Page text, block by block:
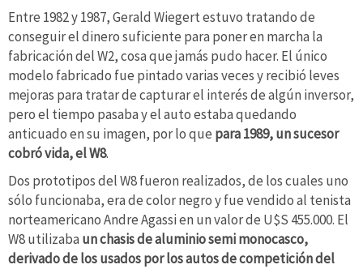
Entre 1982 y 1987, Gerald Wiegert estuvo tratando de
conseguir el dinero suficiente para poner en marcha la
fabricación del W2, cosa que jamás pudo hacer. El único
modelo fabricado fue pintado varias veces y recibió leves
mejoras para tratar de capturar el interés de algún inversor,
pero el tiempo pasaba y el auto estaba quedando
anticuado en su imagen, por lo que para 1989, un sucesor
cobró vida, el W8.
Dos prototipos del W8 fueron realizados, de los cuales uno
sólo funcionaba, era de color negro y fue vendido al tenista
norteamericano Andre Agassi en un valor de U$S 455.000. El
W8 utilizaba un chasis de aluminio semi monocasco,
derivado de los usados por los autos de competición del